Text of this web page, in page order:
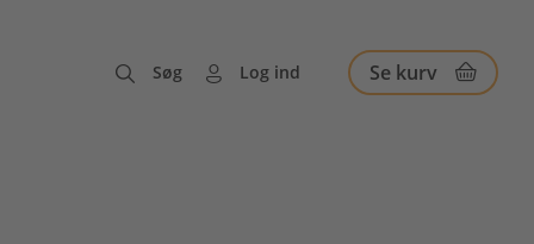
Søg Log ind Se kurv